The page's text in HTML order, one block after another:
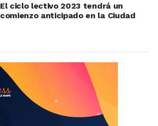
El ciclo lectivo 2023 tendrá un
comienzo anticipado en la Ciudad